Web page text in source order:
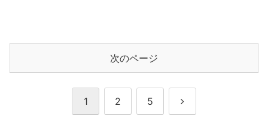
次のページ
1 2 5 次